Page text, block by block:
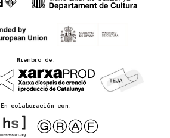
Miembro de:
En colaboración con: